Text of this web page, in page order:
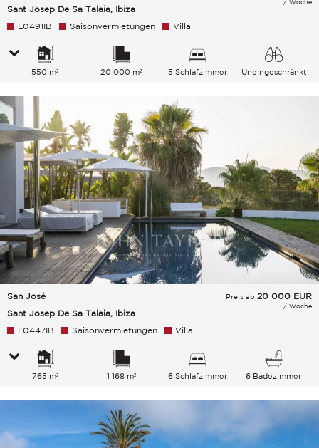
Sant Josep De Sa Talaia, Ibiza
/ Woche
L0491IB Saisonvermietungen Villa
550 m² 20 000 m² 5 Schlafzimmer
Uneingeschränkt
San José
Sant Josep De Sa Talaia, Ibiza
Preis ab 20 000 EUR
/ Woche
L0447IB Saisonvermietungen Villa
765 m² 1 168 m² 6 Schlafzimmer 6 Badezimmer